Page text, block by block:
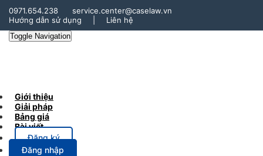
0971.654.238
service.center@caselaw.vn
Hướng dẫn sử dụng
Liên hệ
Toggle Navigation
Giới thiệu
Giải pháp
Bảng giá
Bài viết
Đăng ký
Đăng nhập